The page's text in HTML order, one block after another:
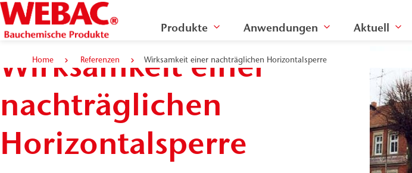
Produkte Anwendungen Aktuell
Home Referenzen Wirksamkeit einer nachträglichen Horizontalsperre
Wirksamkeit einer
nachträglichen
Horizontalsperre